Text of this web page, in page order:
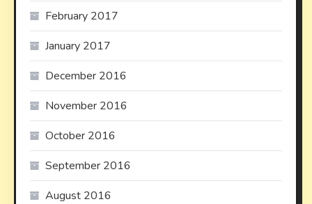
February 2017
January 2017
December 2016
November 2016
October 2016
September 2016
August 2016